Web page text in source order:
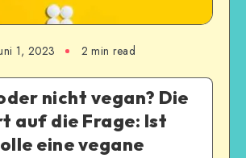
1, 2023 2 min read
nicht vegan? Die
auf die Frage: Ist
eine vegane